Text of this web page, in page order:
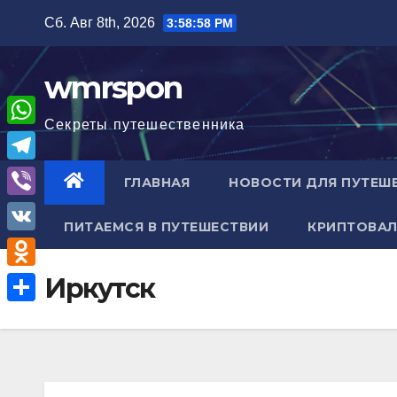
содержимому
Сб. Авг 8th, 2026 3:58:59 PM
wmrspon
Секреты путешественника
ГЛАВНАЯ НОВОСТИ ДЛЯ
ПИТАЕМСЯ В ПУТЕШЕСТВИИ
Иркутск
W
h
a
A
T
e
l
e
g
V
i
b
e
V
K
O